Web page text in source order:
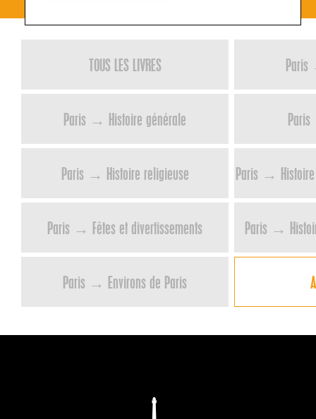
TOUS LES LIVRES
Paris → Histoire générale
Paris → Histoire religieuse Paris → Histoire
Paris → Fêtes et divertissements Paris →
Paris → Environs de Paris